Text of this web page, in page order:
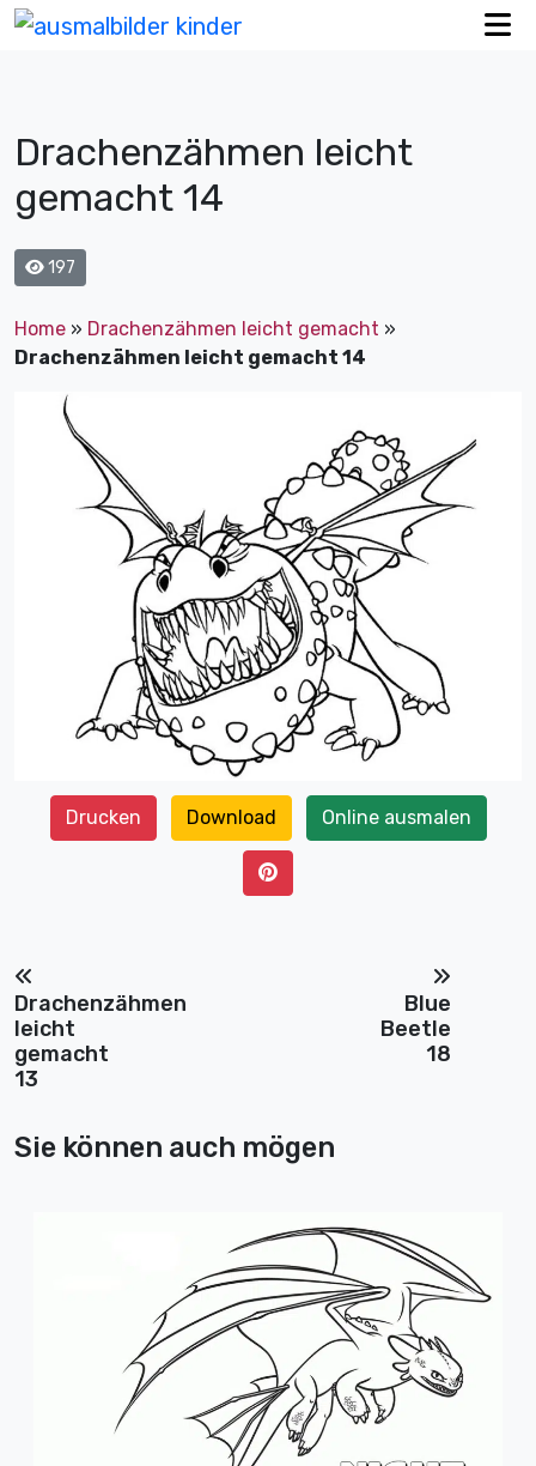
Drachenzähmen leicht
gemacht 14
197
Home » Drachenzähmen leicht gemacht »
Drachenzähmen leicht gemacht 14
Drucken Download Online ausmalen
Drachenzähmen
leicht
gemacht
13
Blue
Beetle
18
Sie können auch mögen